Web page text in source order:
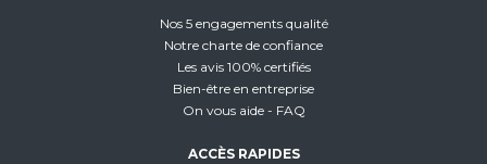
Nos 5 engagements qualité
Notre charte de confiance
Les avis 100% certifiés
Bien-être en entreprise
On vous aide - FAQ
ACCÈS RAPIDES